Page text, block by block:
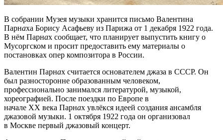
В собрании Музея музыки хранится письмо Валентина
Парнаха Борису Асафьеву из Парижа от 1 декабря 1922 года.
В нём Парнах сообщает, что планирует выпустить книгу о
Мусоргском и просит предоставить ему материалы о
постановках опер композитора в России.
Валентин Парнах считается основателем джаза в СССР. Он
был разносторонне образованным человеком,
профессионально занимался литературой, музыкой,
хореографией. После поездки по Европе в
начале ХХ века Парнах увлёкся идеей создания ансамбля
джазовой музыки. 1 октября 1922 года он организовал
в Москве первый джазовый концерт.